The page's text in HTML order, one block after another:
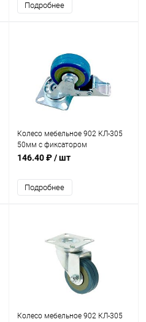
Подробнее
Колесо мебельное 902 КЛ-305
50мм с фиксатором
146.40 ₽/ шт
Подробнее
Колесо мебельное 902 КЛ-305